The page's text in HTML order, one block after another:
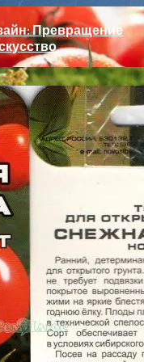
Томаты
Превращение